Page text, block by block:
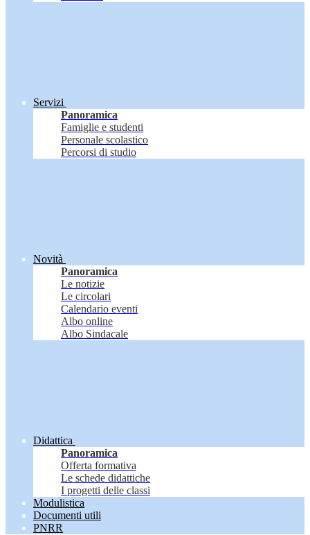
Servizi
Panoramica
Famiglie e studenti
Personale scolastico
Percorsi di studio
Novità
Panoramica
Le notizie
Le circolari
Calendario eventi
Albo online
Albo Sindacale
Didattica
Panoramica
Offerta formativa
Le schede didattiche
I progetti delle classi
Modulistica
Documenti utili
PNRR